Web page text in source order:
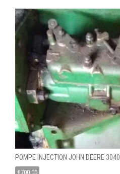
POMPE INJECTION JOHN DEERE 3040
€700,00